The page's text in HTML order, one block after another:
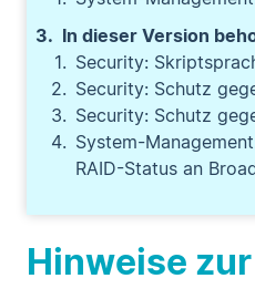
Hinweise
In dieser Version
Security:
Security: Schutz
Security: Schutz
System-
RAID-Status an